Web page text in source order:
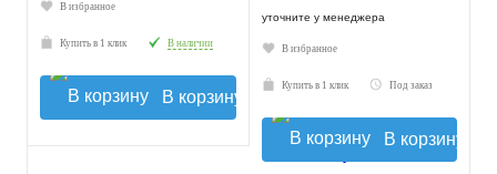
В избранное
Купить в 1 клик В наличии
В корзину
уточните у менеджера
В избранное
Купить в 1 клик Под заказ
В корзину